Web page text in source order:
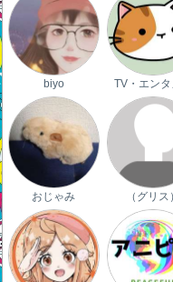
biyo TV・エン
おじゃみ （グリス